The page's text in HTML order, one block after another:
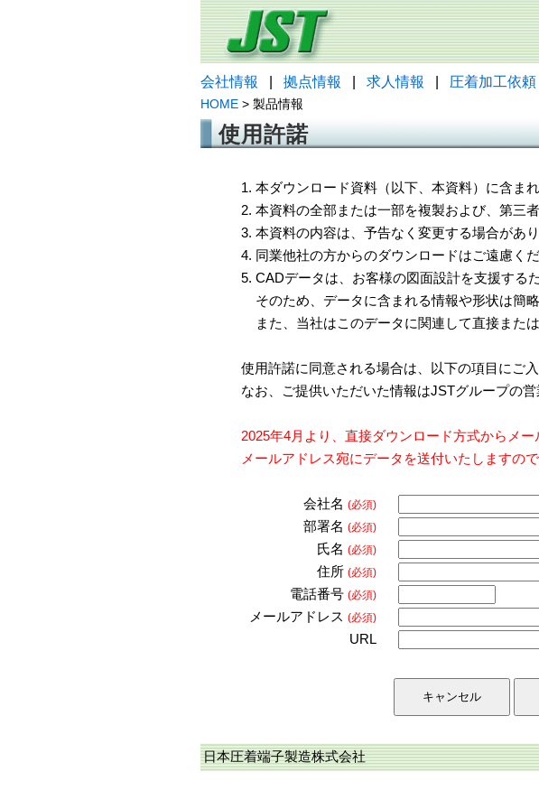
会社情報 拠点情報 求人情報 圧着加工依頼
HOME > 製品情報
使用許諾
1. 本ダウンロード資料（以下、本資料）に含ま
2. 本資料の全部または一部を複製および、第三
3. 本資料の内容は、予告なく変更する場合があ
4. 同業他社の方からのダウンロードはご遠慮くだ
5. CADデータは、お客様の図面設計を支援する
そのため、データに含まれる情報や形状は簡
また、当社はこのデータに関連して直接また
使用許諾に同意される場合は、以下の項目にご
なお、ご提供いただいた情報はJSTグループの
2025年4月より、直接ダウンロード方式からメ
メールアドレス宛にデータを送付いたしますの
会社名 (必須)
部署名 (必須)
氏名 (必須)
住所 (必須)
電話番号 (必須)
メールアドレス (必須)
URL
日本圧着端子製造株式会社